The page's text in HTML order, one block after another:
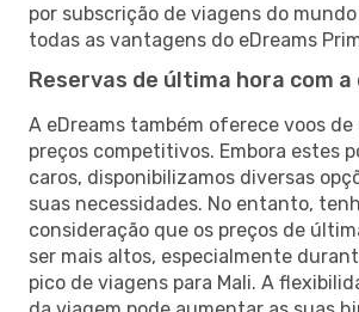
por subscrição de viagens do
todas as vantagens do eDreams
Reservas de última hora com a
A eDreams também oferece voos
preços competitivos. Embora estes
caros, disponibilizamos diversas
suas necessidades. No entanto,
consideração que os preços de
ser mais altos, especialmente
pico de viagens para Mali. A